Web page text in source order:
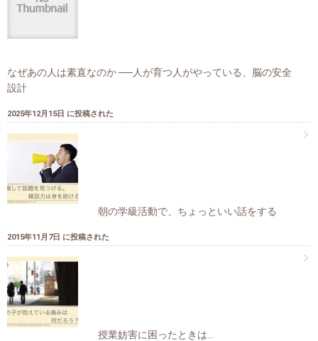
なぜあの人は素直なのか ──人が育つ人がやっている、脳の安全
設計
2025年12月15日 に投稿された
朝の学級活動で、ちょっといい話をする
2015年11月7日 に投稿された
授業妨害に困ったときは…